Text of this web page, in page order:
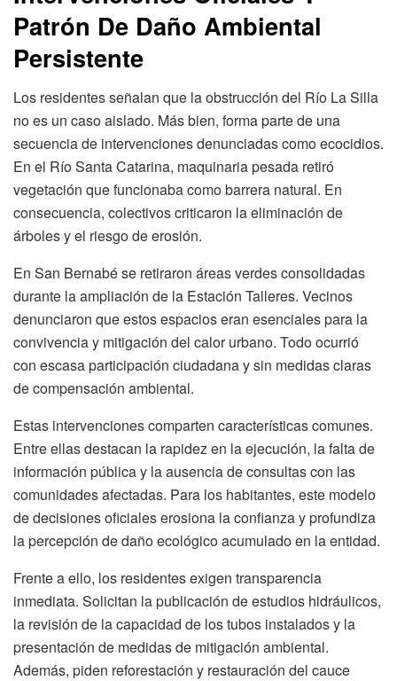
Patrón De Daño Ambiental
Persistente
Los residentes señalan que la obstrucción del Río La Silla
no es un caso aislado. Más bien, forma parte de una
secuencia de intervenciones denunciadas como ecocidios.
En el Río Santa Catarina, maquinaria pesada retiró
vegetación que funcionaba como barrera natural. En
consecuencia, colectivos criticaron la eliminación de
árboles y el riesgo de erosión.
En San Bernabé se retiraron áreas verdes consolidadas
durante la ampliación de la Estación Talleres. Vecinos
denunciaron que estos espacios eran esenciales para la
convivencia y mitigación del calor urbano. Todo ocurrió
con escasa participación ciudadana y sin medidas claras
de compensación ambiental.
Estas intervenciones comparten características comunes.
Entre ellas destacan la rapidez en la ejecución, la falta de
información pública y la ausencia de consultas con las
comunidades afectadas. Para los habitantes, este modelo
de decisiones oficiales erosiona la confianza y profundiza
la percepción de daño ecológico acumulado en la entidad.
Frente a ello, los residentes exigen transparencia
inmediata. Solicitan la publicación de estudios hidráulicos,
la revisión de la capacidad de los tubos instalados y la
presentación de medidas de mitigación ambiental.
Además, piden reforestación y restauración del cauce